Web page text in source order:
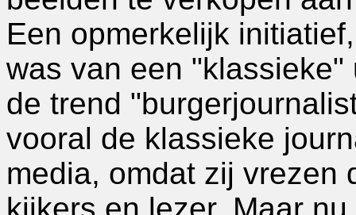
Een opmerkelijk
was van een
de trend
vooral de klassieke
media, omdat zij vrezen